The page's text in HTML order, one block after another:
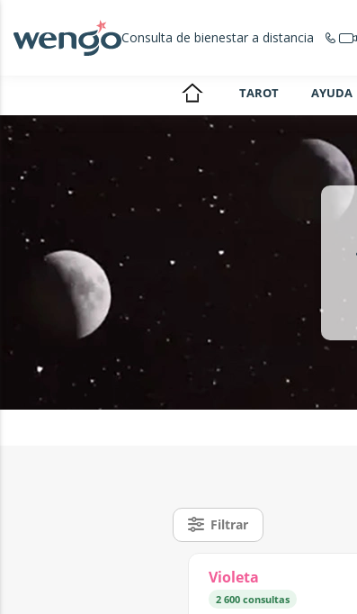
Consulta de bienestar a distancia
TAROT AYUDA
Filtrar
Violeta
2 600 consultas